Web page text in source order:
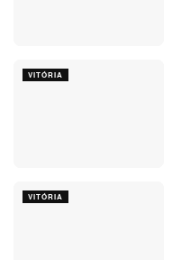
VITÓRIA
VITÓRIA